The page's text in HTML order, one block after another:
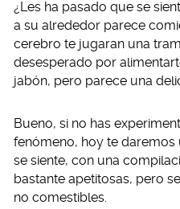
¿Les ha pasado que se
a su alrededor parece
cerebro te jugaran una
desesperado por
jabón, pero parece una
Bueno, si no has
fenómeno, hoy te
se siente, con una
bastante apetitosas, pero
no comestibles.